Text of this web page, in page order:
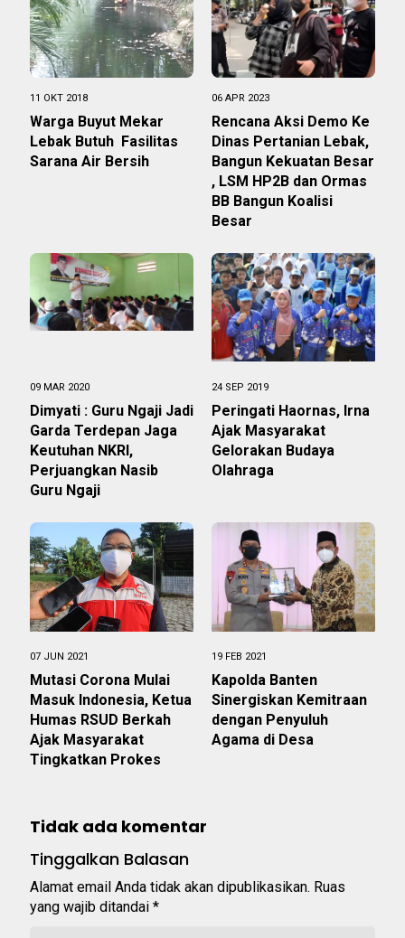
11 OKT 2018
Warga Buyut Mekar
Lebak Butuh Fasilitas
Sarana Air Bersih
06 APR 2023
Rencana Aksi Demo Ke
Dinas Pertanian Lebak,
Bangun Kekuatan Besar
, LSM HP2B dan Ormas
BB Bangun Koalisi
Besar
09 MAR 2020
Dimyati : Guru Ngaji Jadi
Garda Terdepan Jaga
Keutuhan NKRI,
Perjuangkan Nasib
Guru Ngaji
24 SEP 2019
Peringati Haornas, Irna
Ajak Masyarakat
Gelorakan Budaya
Olahraga
07 JUN 2021
Mutasi Corona Mulai
Masuk Indonesia, Ketua
Humas RSUD Berkah
Ajak Masyarakat
Tingkatkan Prokes
19 FEB 2021
Kapolda Banten
Sinergiskan Kemitraan
dengan Penyuluh
Agama di Desa
Tidak ada komentar
Tinggalkan Balasan
Alamat email Anda tidak akan dipublikasikan. Ruas
yang wajib ditandai *